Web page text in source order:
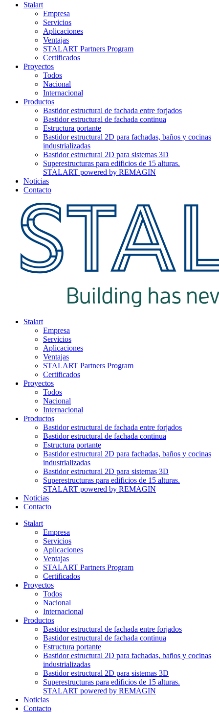
Stalart
Empresa
Servicios
Aplicaciones
Ventajas
STALART Partners Program
Certificados
Proyectos
Todos
Nacional
Internacional
Productos
Bastidor estructural de fachada entre forjados
Bastidor estructural de fachada continua
Estructura portante
Bastidor estructural 2D para fachadas, baños y cocinas
industrializadas
Bastidor estructural 2D para sistemas 3D
Superestructuras para edificios de 15 alturas.
STALART powered by REMAGIN
Noticias
Contacto
Stalart
Empresa
Servicios
Aplicaciones
Ventajas
STALART Partners Program
Certificados
Proyectos
Todos
Nacional
Internacional
Productos
Bastidor estructural de fachada entre forjados
Bastidor estructural de fachada continua
Estructura portante
Bastidor estructural 2D para fachadas, baños y cocinas
industrializadas
Bastidor estructural 2D para sistemas 3D
Superestructuras para edificios de 15 alturas.
STALART powered by REMAGIN
Noticias
Contacto
Stalart
Empresa
Servicios
Aplicaciones
Ventajas
STALART Partners Program
Certificados
Proyectos
Todos
Nacional
Internacional
Productos
Bastidor estructural de fachada entre forjados
Bastidor estructural de fachada continua
Estructura portante
Bastidor estructural 2D para fachadas, baños y cocinas
industrializadas
Bastidor estructural 2D para sistemas 3D
Superestructuras para edificios de 15 alturas.
STALART powered by REMAGIN
Noticias
Contacto